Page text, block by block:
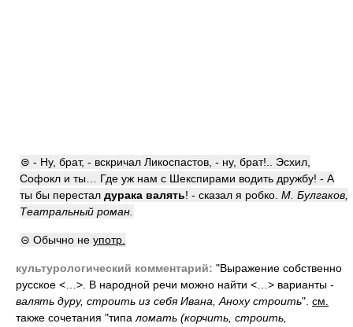
⊜ - Ну, брат, - вскричал Ликоспастов, - ну, брат!.. Эсхил,
Софокл и ты… Где уж нам с Шекспирами водить дружбу! - А
ты бы перестал дурака валять! - сказал я робко. М. Булгаков,
Театральный роман.
⊝ Обычно не употр.
культурологический комментарий: "Выражение собственно
русское <…>. В народной речи можно найти <…> варианты -
валять дуру, строить из себя Ивана, Аноху строить". см.
также сочетания "типа ломать (корчить, строить,